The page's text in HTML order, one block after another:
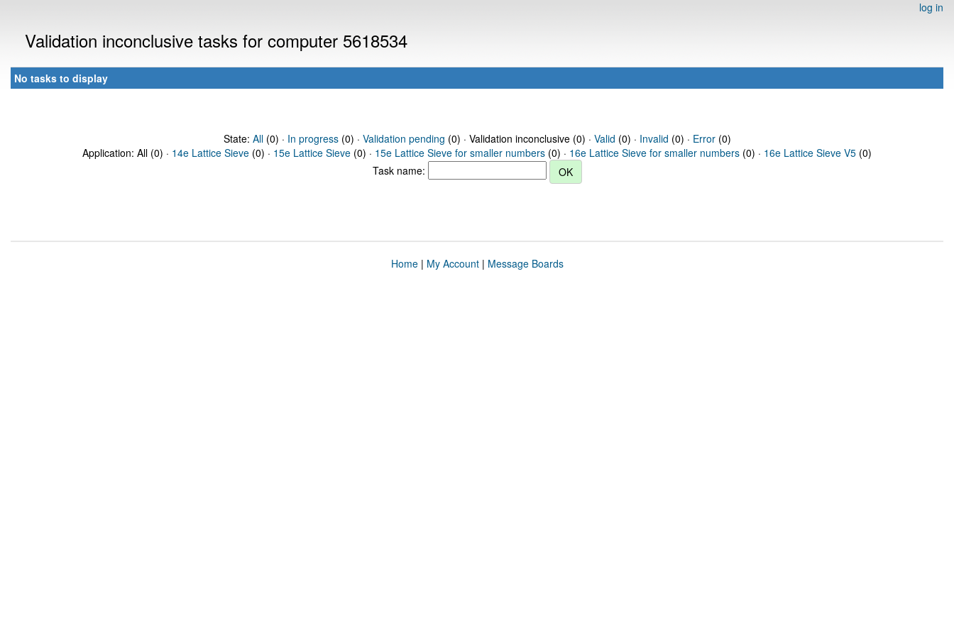
log in
Validation inconclusive tasks for computer 5618534
No tasks to display
State: All(0) · In progress(0) · Validation pending (0) · Validation inconclusive (0) · Valid (0) · Invalid (0) · Error(0)
Application: All (0) · 14e Lattice Sieve (0) · 15e Lattice Sieve (0) · 15e Lattice Sieve for smaller numbers (0) · 16e Lattice Sieve for smaller numbers (0) · 16e Lattice Sieve V5 (0)
Task name:
Home| My Account| Message Boards